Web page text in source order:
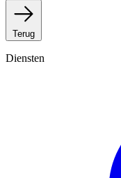
Terug
Diensten